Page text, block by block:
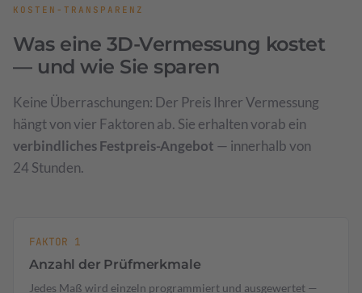
KOSTEN-TRANSPARENZ
Was eine 3D-Vermessung kostet
— und wie Sie sparen
Keine Überraschungen: Der Preis Ihrer Vermessung
hängt von vier Faktoren ab. Sie erhalten vorab ein
verbindliches Festpreis-Angebot — innerhalb von
24 Stunden.
FAKTOR 1
Anzahl der Prüfmerkmale
Jedes Maß wird einzeln programmiert und ausgewertet —